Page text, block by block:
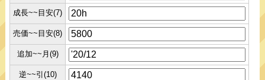
成長~~目安(7)
売価~~目安(8)
追加~~月(9)
逆~~引(10)